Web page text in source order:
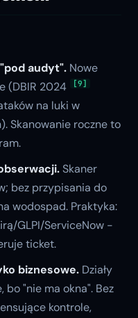
audyt". Nowe
(DBIR 2024 [9]
na luki w
Skanowanie roczne to
Skaner
bez przypisania do
wodospad. Praktyka:
GLPI/ServiceNow -
ticket.
biznesowe. Działy
"nie ma okna". Bez
kontrole,